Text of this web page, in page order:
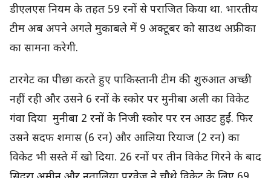
डीएलएस नियम के तहत 59 रनों से पराजित किया था. भारतीय
टीम अब अपने अगले मुकाबले में 9 अक्टूबर को साउथ अफ्रीका
का सामना करेगी.
टारगेट का पीछा करते हुए पाकिस्तानी टीम की शुरुआत अच्छी
नहीं रही और उसने 6 रनों के स्कोर पर मुनीबा अली का विकेट
गंवा दिया मुनीबा 2 रनों के निजी स्कोर पर रन आउट हुईं. फिर
उसने सदफ शमास (6 रन) और आलिया रियाज (2 रन) का
विकेट भी सस्ते में खो दिया. 26 रनों पर तीन विकेट गिरने के बाद